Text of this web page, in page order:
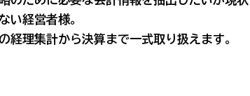
い経営者様。
経理集計から決算まで一式取り扱えます。